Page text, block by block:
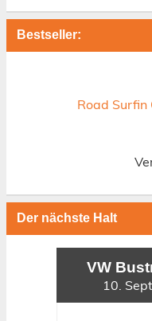
Bestseller:
Road Surfin
Der nächste Halt
VW
10.